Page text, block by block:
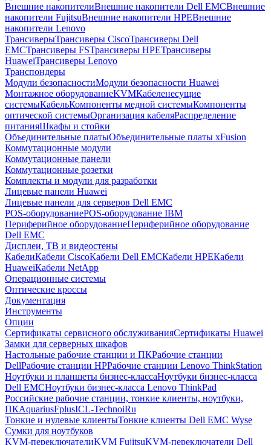
Внешние накопителиВнешние накопители Dell EMCВнешние
накопители FujitsuВнешние накопители HPEВнешние
накопители Lenovo
ТрансиверыТрансиверы CiscoТрансиверы Dell
EMCТрансиверы FSТрансиверы HPEТрансиверы
HuaweiТрансиверы Lenovo
Транспондеры
Модули безопасностиМодули безопасности Huawei
Монтажное оборудованиеKVMКабеленесущие
системыКабельКомпоненты медной системыКомпоненты
оптической системыОрганизация кабеляРаспределение
питанияШкафы и стойки
Объединительные платыОбъединительные платы xFusion
Коммутационные модули
Коммутационные панели
Коммутационные розетки
Комплекты и модули для разработки
Лицевые панели Huawei
Лицевые панели для серверов Dell EMC
POS-оборудованиеPOS-оборудование IBM
Периферийное оборудованиеПериферийное оборудование
Dell EMC
Дисплеи, ТВ и видеостены
КабелиКабели CiscoКабели Dell EMCКабели HPEКабели
HuaweiКабели NetApp
Операционные системы
Оптические кроссы
Документация
Инструменты
Опции
Сертификаты сервисного обслуживанияСертификаты Huawei
Замки для серверных шкафов
Настольные рабочие станции и ПКРабочие станции
DellРабочие станции HPРабочие станции Lenovo ThinkStation
Ноутбуки и планшеты бизнес-классаНоутбуки бизнес-класса
Dell EMCНоутбуки бизнес-класса Lenovo ThinkPad
Российские рабочие станции, тонкие клиенты, ноутбуки,
ПКAquariusFplusICL-TechnoiRu
Тонкие и нулевые клиентыТонкие клиенты Dell EMC Wyse
Сумки для ноутбуков
KVM-переключателиKVM FujitsuKVM-переключатели Dell